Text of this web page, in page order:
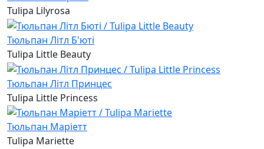
Tulipa Lilyrosa
Тюльпан Літл Б'юті
Tulipa Little Beauty
Тюльпан Літл Принцес
Tulipa Little Princess
Тюльпан Маріетт
Tulipa Mariette